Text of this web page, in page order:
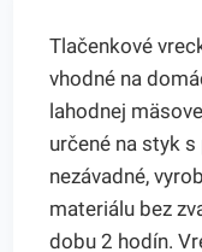
Tlačenkové
vhodné na
lahodnej
určené na styk
nezávadné,
materiálu bez
dobu 2 hodín.